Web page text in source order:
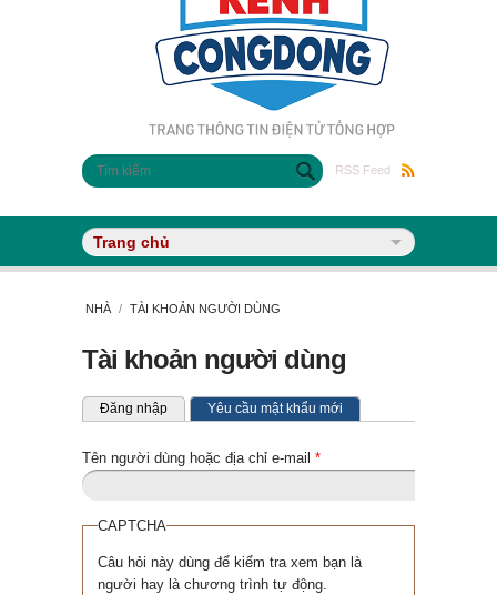
RSS Feed
Biểu mẫu tìm kiếm
Tìm kiếm
NHÀ / TÀI KHOẢN NGƯỜI DÙNG
Tài khoản người dùng
Tab chính
Đăng nhập Yêu cầu mật khẩu mới
Tên người dùng hoặc địa chỉ e-mail *
CAPTCHA
Câu hỏi này dùng để kiểm tra xem bạn là
người hay là chương trình tự động.